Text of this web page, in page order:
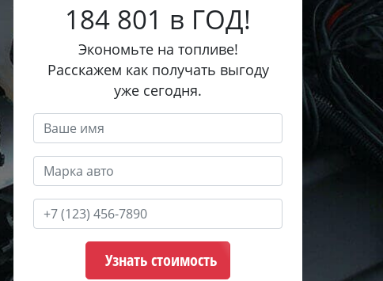
184 801 в ГОД!
Экономьте на топливе!
Расскажем как получать выгоду
уже сегодня.
Узнать стоимость